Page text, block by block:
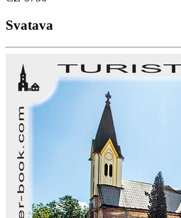
Svatava